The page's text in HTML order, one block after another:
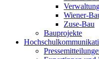
Wiener-
Zuse-Bau
Bauprojekte